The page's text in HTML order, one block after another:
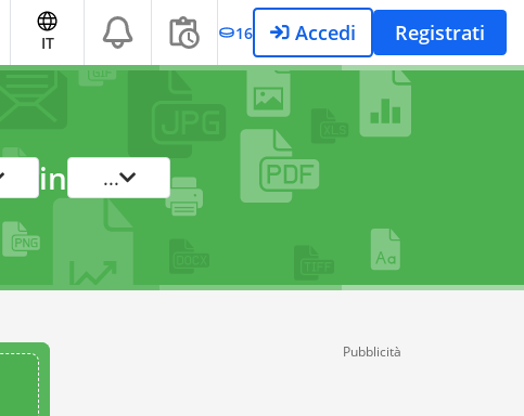
IT 16 Accedi Registrati
in ...
Pubblicità